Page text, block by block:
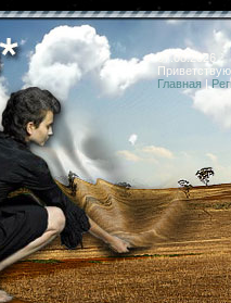
07.08.2026
Главная |